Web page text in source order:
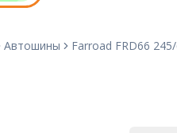
Автошины Farroad FRD66